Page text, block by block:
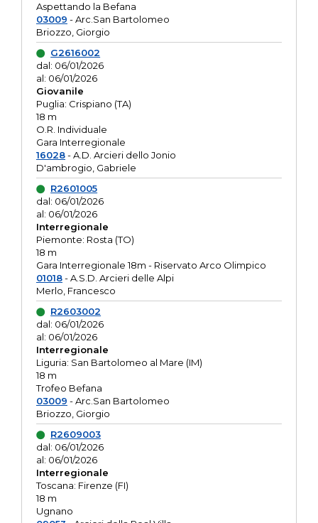
Aspettando la Befana
03009 - Arc.San Bartolomeo
Briozzo, Giorgio
G2616002
dal: 06/01/2026
al: 06/01/2026
Giovanile
Puglia: Crispiano (TA)
18 m
O.R. Individuale
Gara Interregionale
16028- A.D. Arcieri dello Jonio
D'ambrogio, Gabriele
R2601005
dal: 06/01/2026
al: 06/01/2026
Interregionale
Piemonte: Rosta (TO)
18 m
Gara Interregionale 18m - Riservato Arco Olimpico
01018- A.S.D. Arcieri delle Alpi
Merlo, Francesco
R2603002
dal: 06/01/2026
al: 06/01/2026
Interregionale
Liguria: San Bartolomeo al Mare (IM)
18 m
Trofeo Befana
03009 - Arc.San Bartolomeo
Briozzo, Giorgio
R2609003
dal: 06/01/2026
al: 06/01/2026
Interregionale
Toscana: Firenze (FI)
18 m
Ugnano